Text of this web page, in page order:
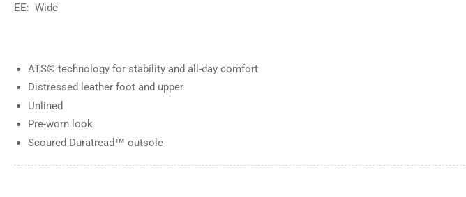
EE: Wide
ATS® technology for stability and all-day comfort
Distressed leather foot and upper
Unlined
Pre-worn look
Scoured Duratread™ outsole